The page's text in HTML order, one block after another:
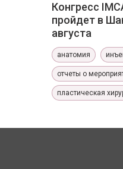
Конгресс
пройдет в
августа
анатомия
отчеты о
пластическая